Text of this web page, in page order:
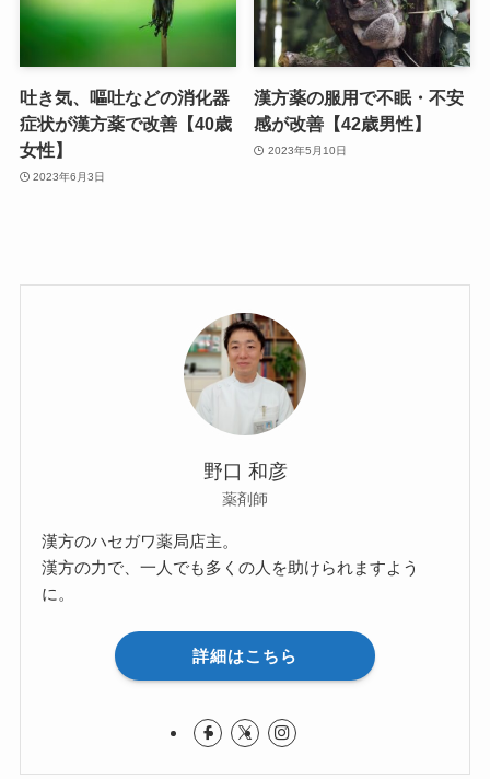
吐き気、嘔吐などの消化器
症状が漢方薬で改善【40歳
女性】
2023年6月3日
漢方薬の服用で不眠・不安
感が改善【42歳男性】
2023年5月10日
野口 和彦
薬剤師
漢方のハセガワ薬局店主。
漢方の力で、一人でも多くの人を助けられますよう
に。
詳細はこちら